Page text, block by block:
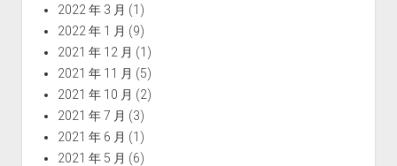
2022 年 3 月 (1)
2022 年 1 月 (9)
2021 年 12 月 (1)
2021 年 11 月 (5)
2021 年 10 月 (2)
2021 年 7 月 (3)
2021 年 6 月 (1)
2021 年 5 月 (6)